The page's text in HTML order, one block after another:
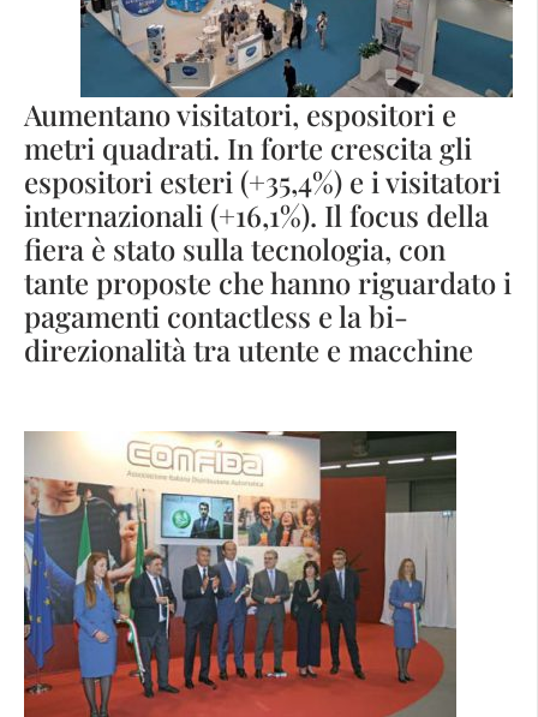
Aumentano visitatori, espositori e
metri quadrati. In forte crescita gli
espositori esteri (+35,4%) e i visitatori
internazionali (+16,1%). Il focus della
fiera è stato sulla tecnologia, con
tante proposte che hanno riguardato i
pagamenti contactless e la bi-
direzionalità tra utente e macchine